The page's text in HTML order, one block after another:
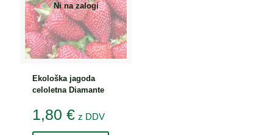
Ni na zalogi
Ekološka jagoda
celoletna Diamante
1,80 € z DDV